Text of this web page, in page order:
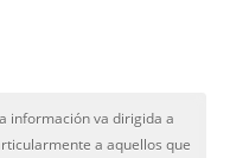
información va dirigida a
a aquellos que